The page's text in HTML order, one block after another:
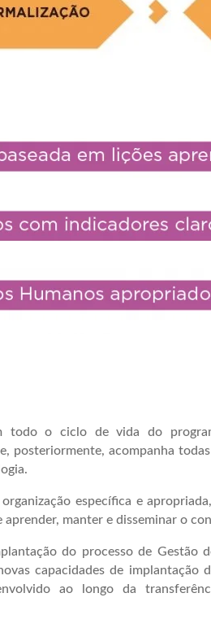
todo o ciclo de vida do
posteriormente, acompanha
específica e
aprender, manter e disseminar o
do processo de Gestão
capacidades de implantação
ao longo da